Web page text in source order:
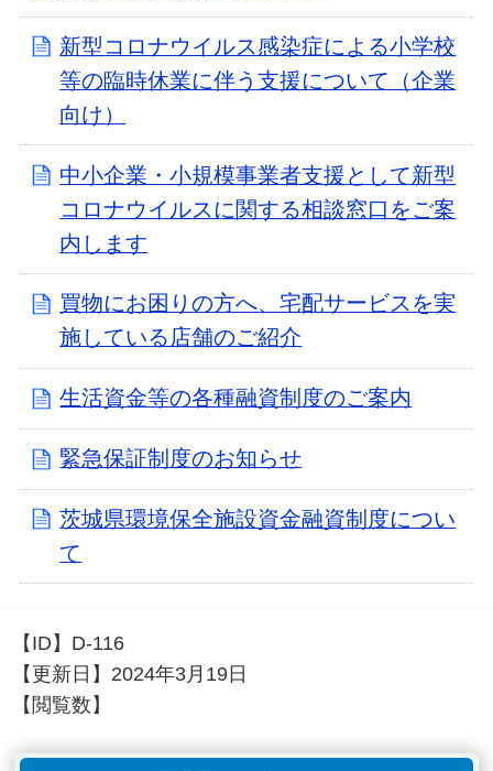
新型コロナウイルス感染症による小学校
等の臨時休業に伴う支援について（企業
向け）
中小企業・小規模事業者支援として新型
コロナウイルスに関する相談窓口をご案
内します
買物にお困りの方へ、宅配サービスを実
施している店舗のご紹介
生活資金等の各種融資制度のご案内
緊急保証制度のお知らせ
茨城県環境保全施設資金融資制度につい
て
【ID】 D-116
【更新日】 2024年3月19日
【閲覧数】